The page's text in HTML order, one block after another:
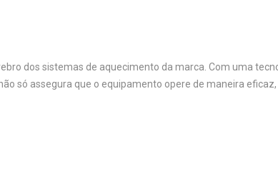
dos sistemas de aquecimento da marca. Com uma
só assegura que o equipamento opere de maneira